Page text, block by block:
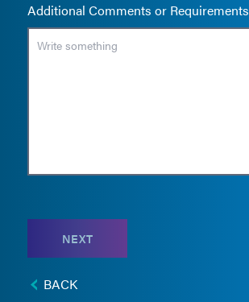
Additional Comments or Requirements
NEXT
BACK